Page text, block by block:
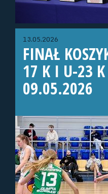
13.05.2026
FINAŁ
17 K I U-23 K
09.05.2026